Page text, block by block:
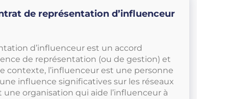
de représentation d’influenceur
d’influenceur est un accord
de représentation (ou de gestion) et
contexte, l’influenceur est une personne
influence significatives sur les réseaux
une organisation qui aide l’influenceur à